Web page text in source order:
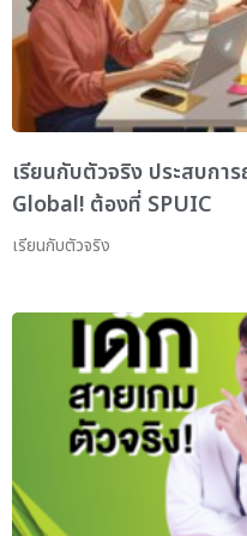
เรียนกับตัวจริง ประสบก
Global! ต้องที่ SPUIC
เรียนกับตัวจริง